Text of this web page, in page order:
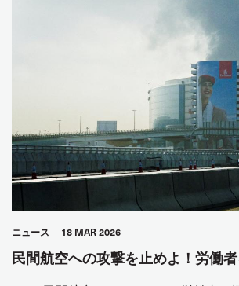
ニュース 18 MAR 2026
民間航空への攻撃を止めよ！労働者